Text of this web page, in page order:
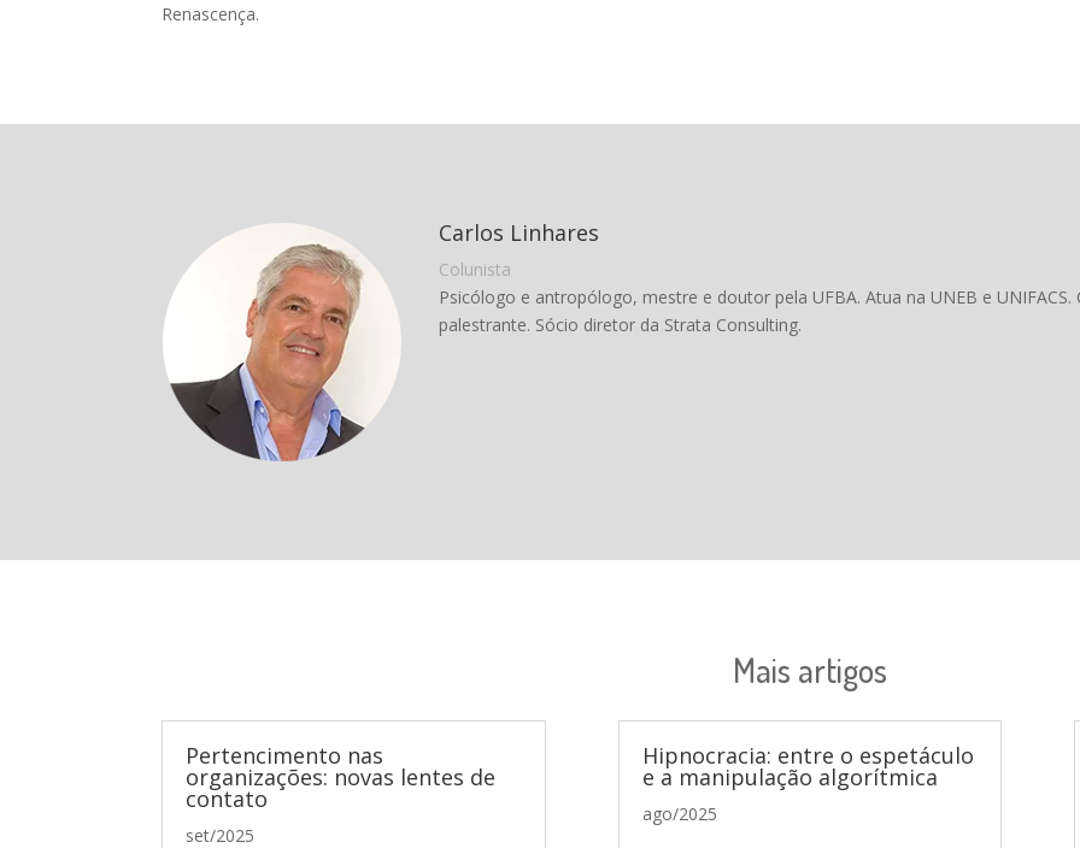
Renascença.
Carlos Linhares
Colunista
Psicólogo e antropólogo, mestre e doutor pela UFBA. Atua na UNEB e
palestrante. Sócio diretor da Strata Consulting.
Mais artigos
Pertencimento nas
organizações: novas lentes de
contato
set/2025
Hipnocracia: entre o espetáculo
e a manipulação algorítmica
ago/2025